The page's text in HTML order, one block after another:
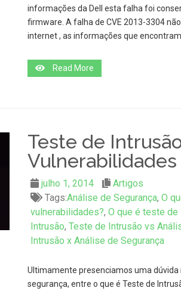
informações da Dell esta falha foi
firmware. A falha de CVE 2013-3304
internet , as informações que
Read More
Teste de
Vulnerabilidades
julho 1, 2014
Artigos
Tags:Análise de Segurança, O
vulnerabilidades?, O que é teste de
Intrusão, Teste de Intrusão vs
Intrusão x Análise de Segurança
Ultimamente presenciamos uma
segurança, entre o que é Teste de